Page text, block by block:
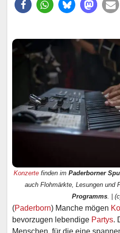
Konzertefinden im Paderborner
auch Flohmärkte, Lesungen und
Programms . |
(Paderborn) Manche mögen
bevorzugen lebendige Partys.
Menschen, für die eine